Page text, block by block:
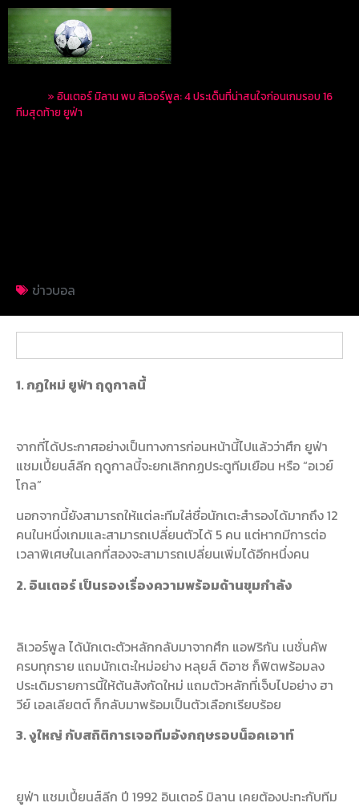
» อินเตอร์ มิลาน พบ ลิเวอร์พูล: 4 ประเด็นที่น่าสนใจก่อนเกมรอบ 16
ทีมสุดท้าย ยูฟ่า
ข่าวบอล
1. กฏใหม่ ยูฟ่า ฤดูกาลนี้
จากที่ได้ประกาศอย่างเป็นทางการก่อนหน้านี้ไปแล้วว่าศึก ยูฟ่า
แชมเปี้ยนส์ลีก ฤดูกาลนี้จะยกเลิกกฏประตูทีมเยือน หรือ “อเวย์
โกล”
นอกจากนี้ยังสามารถให้แต่ละทีมใส่ชื่อนักเตะสำรองได้มากถึง 12
คนในหนึ่งเกมและสามารถเปลี่ยนตัวได้ 5 คน แต่หากมีการต่อ
เวลาพิเศษในเลกที่สองจะสามารถเปลี่ยนเพิ่มได้อีกหนึ่งคน
2. อินเตอร์ เป็นรองเรื่องความพร้อมด้านขุมกำลัง
ลิเวอร์พูล ได้นักเตะตัวหลักกลับมาจากศึก แอฟริกัน เนชั่นคัพ
ครบทุกราย แถมนักเตะใหม่อย่าง หลุยส์ ดิอาซ ก็ฟิตพร้อมลง
ประเดิมรายการนี้ให้ต้นสังกัดใหม่ แถมตัวหลักที่เจ็บไปอย่าง ฮา
วีย์ เอลเลียตต์ ก็กลับมาพร้อมเป็นตัวเลือกเรียบร้อย
3. งูใหญ่ กับสถิติการเจอทีมอังกฤษรอบน็อคเอาท์
ยูฟ่า แชมเปี้ยนส์ลีก ปี 1992 อินเตอร์ มิลาน เคยต้องปะทะกับทีม